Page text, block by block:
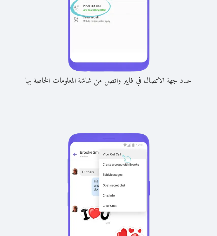
حدد جهة الاتصال في فايبر واتصل من شاشة المعلومات الخاصة بها